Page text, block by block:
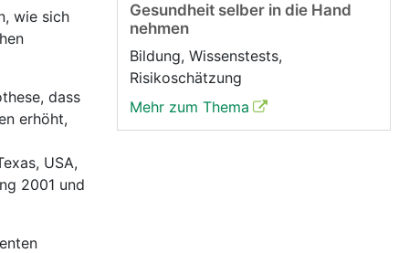
wie sich
dass
erhöht,
USA,
2001 und
Gesundheit selber in die Hand
nehmen
Bildung, Wissenstests,
Risikoschätzung
Mehr zum Thema